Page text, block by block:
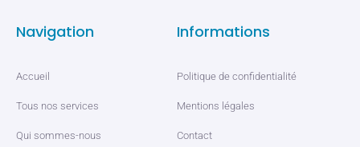
Navigation
Accueil
Tous nos services
Qui sommes-nous
Informations
Politique de confidentialité
Mentions légales
Contact